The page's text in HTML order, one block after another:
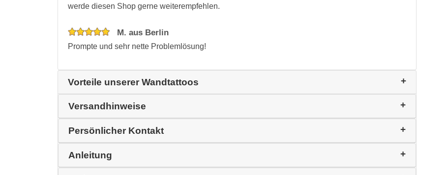
werde diesen Shop gerne weiterempfehlen.
M. aus Berlin
Prompte und sehr nette Problemlösung!
Vorteile unserer Wandtattoos
Versandhinweise
Persönlicher Kontakt
Anleitung